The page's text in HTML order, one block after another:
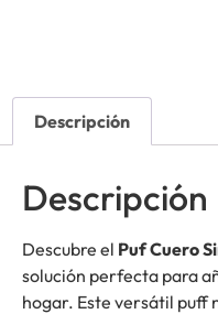
Descripción
Descripción
Descubre el Puf Cuero
solución perfecta para
hogar. Este versátil puff